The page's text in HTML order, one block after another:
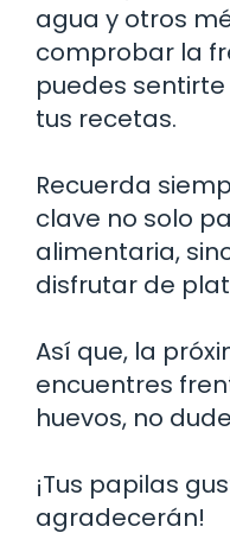
agua y otros
comprobar la
puedes
tus recetas.
Recuerda
clave no solo
alimentaria,
disfrutar de
Así que, la
encuentres
huevos, no
¡Tus papilas
agradecerán!